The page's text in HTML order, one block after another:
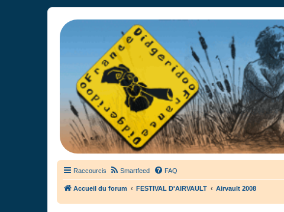
France Didgeridoo
Didgeridoo et Guimbarde sur France Didgeridoo - retrouvez la communauté.
Raccourcis Smartfeed FAQ
Accueil du forum FESTIVAL D'AIRVAULT Airvault 2008